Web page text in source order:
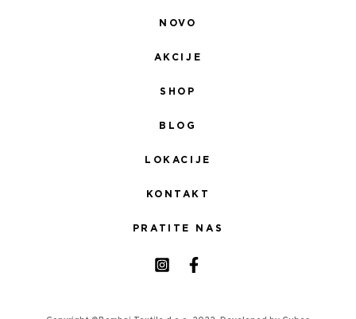
NOVO
AKCIJE
SHOP
BLOG
LOKACIJE
KONTAKT
PRATITE NAS